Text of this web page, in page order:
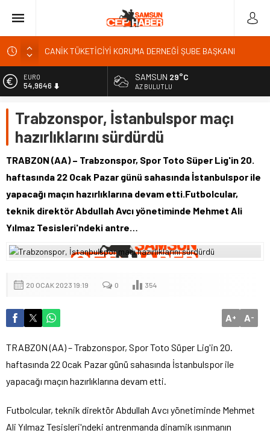
İBRAHİM ÖRS ÜN. AÇIKLAMASI MİLYONLARCA İNTERNET
KULLANICISINI İLGİLENDİREN KARAR VERİLDİ
Kardef Başkanı Adem GÜNER Yunanistan bu kararını
gözden geçirmelidir diyerek tepkilerini gösterdi
Sandık Bir Emanettir, Emanete İhanet Olmaz
Fatih Mahallesi Sakinleri Ilkadım Belediye Başkanı İhsan
EURO
54,9646
6.488,95
BİST
13.798,82
47,5939
SAMSUN 29°C
AZ BULUTLU
Trabzonspor, İstanbulspor maçı
hazırlıklarını sürdürdü
TRABZON (AA) – Trabzonspor, Spor Toto Süper Lig'in 20.
haftasında 22 Ocak Pazar günü sahasında İstanbulspor ile
yapacağı maçın hazırlıklarına devam etti.Futbolcular,
teknik direktör Abdullah Avcı yönetiminde Mehmet Ali
Yılmaz Tesisleri'ndeki antre…
20 OCAK 2023 19:19 0 354
A+ A-
TRABZON (AA) – Trabzonspor, Spor Toto Süper Lig'in 20.
haftasında 22 Ocak Pazar günü sahasında İstanbulspor ile
yapacağı maçın hazırlıklarına devam etti.
Futbolcular, teknik direktör Abdullah Avcı yönetiminde Mehmet
Ali Yılmaz Tesisleri'ndeki antrenmanda dinamik ısınmanın